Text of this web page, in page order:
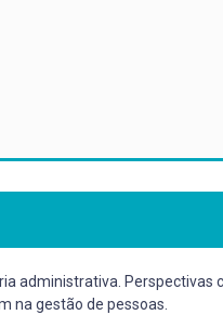
administrativa.
na gestão de pessoas.